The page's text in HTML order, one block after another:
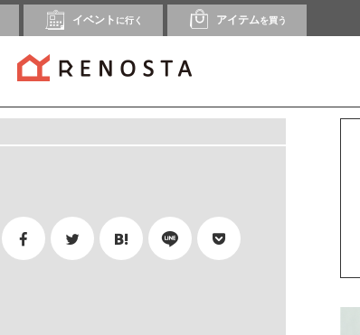
イベント に行く アイテムを買う